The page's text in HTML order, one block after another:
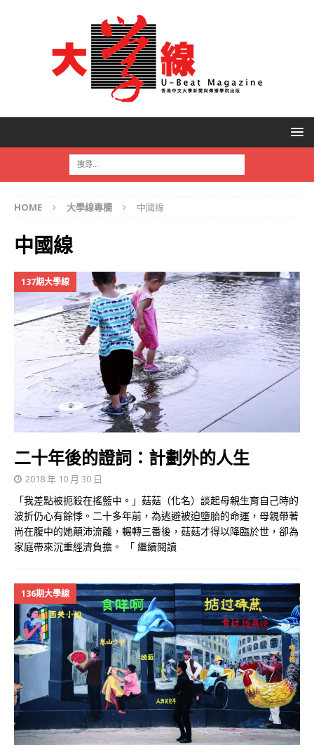
HOME 大學線專欄 中國線
中國線
137期大學線
二十年後的證詞：計劃外的人生
2018 年 10 月 30 日
「我差點被扼殺在搖籃中。」菇菇（化名）談起母親生育自己時的
波折仍心有餘悸。二十多年前，為逃避被迫墮胎的命運，母親帶著
尚在腹中的她顛沛流離，輾轉三番後，菇菇才得以降臨於世，卻為
家庭帶來沉重經濟負擔。 「 繼續閱讀
136期大學線